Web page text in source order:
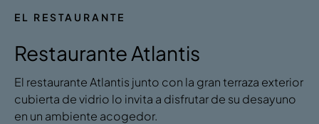
EL RESTAURANTE
Restaurante Atlantis
El restaurante Atlantis junto con la gran terraza exterior
cubierta de vidrio lo invita a disfrutar de su desayuno
en un ambiente acogedor.